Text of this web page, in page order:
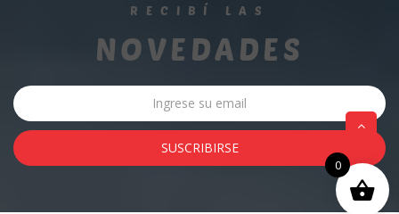
RECIBÍ LAS
NOVEDADES
0